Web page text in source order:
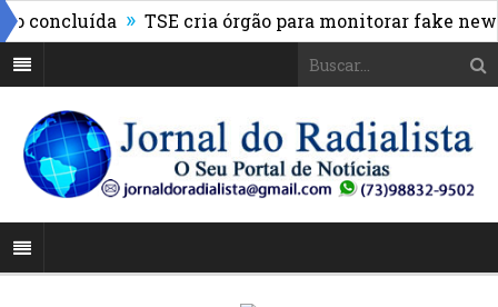
» TSE cria órgão para monitorar fake news e